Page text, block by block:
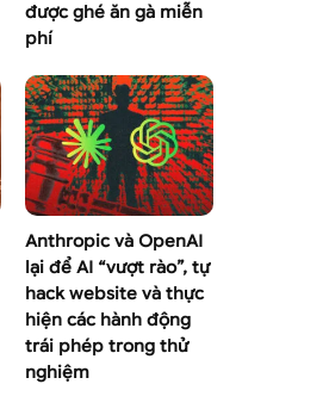
được ghé ăn gà miễn
phí
Anthropic và OpenAI
lại để AI “vượt rào”, tự
hack website và thực
hiện các hành động
trái phép trong thử
nghiệm